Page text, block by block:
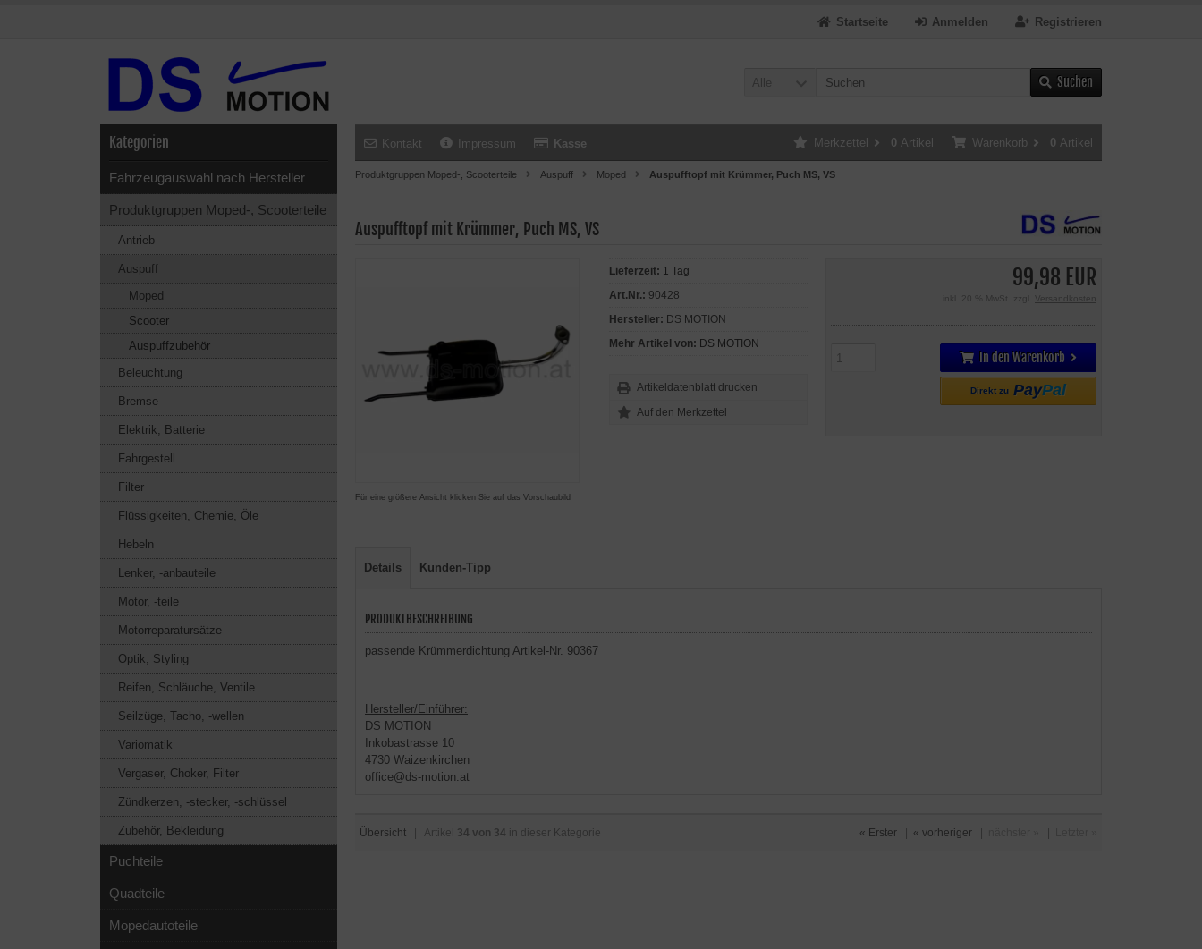
Registrieren
Anmelden
Startseite
Alle Suchen
Kontakt Impressum Kasse Warenkorb 0 Artikel
Merkzettel 0 Artikel
Produktgruppen Moped-, Scooterteile Auspuff Moped Auspufftopf mit Krümmer, Puch MS, VS
Auspufftopf mit Krümmer, Puch MS, VS
Für eine größere Ansicht klicken Sie auf das Vorschaubild
99,98 EUR
inkl. 20 % MwSt. zzgl. Versandkosten
In den Warenkorb
Direkt zu PayPal
Lieferzeit: 1 Tag
Art.Nr.: 90428
Hersteller: DS MOTION
Mehr Artikel von: DS MOTION
Artikeldatenblatt drucken
Details Kunden-Tipp
PRODUKTBESCHREIBUNG
passende Krümmerdichtung Artikel-Nr. 90367
Hersteller/Einführer:
DS MOTION
Inkobastrasse 10
4730 Waizenkirchen
office@ds-motion.at
Übersicht | Artikel 34 von 34 in dieser Kategorie « Erster | « vorheriger | |
Kategorien
Fahrzeugauswahl nach Hersteller
Produktgruppen Moped-, Scooterteile
Antrieb
Auspuff
Moped
Scooter
Auspuffzubehör
Beleuchtung
Bremse
Elektrik, Batterie
Fahrgestell
Filter
Flüssigkeiten, Chemie, Öle
Hebeln
Lenker, -anbauteile
Motor, -teile
Motorreparatursätze
Optik, Styling
Reifen, Schläuche, Ventile
Seilzüge, Tacho, -wellen
Variomatik
Vergaser, Choker, Filter
Zündkerzen, -stecker, -schlüssel
Zubehör, Bekleidung
Puchteile
Quadteile
Mopedautoteile